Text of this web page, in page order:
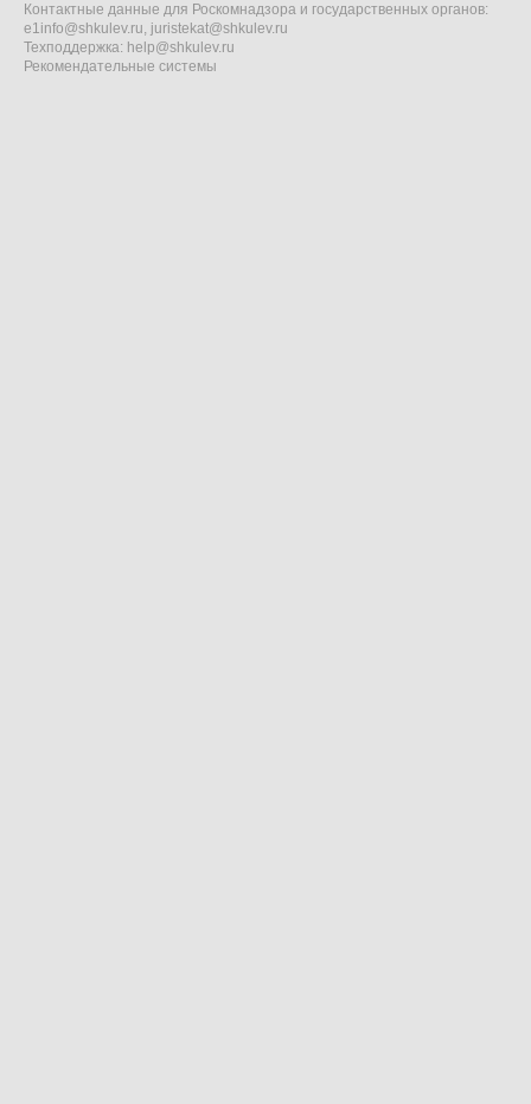
Контактные данные для Роскомнадзора и государственных органов:
e1info@shkulev.ru, juristekat@shkulev.ru
Техподдержка: help@shkulev.ru
Рекомендательные системы